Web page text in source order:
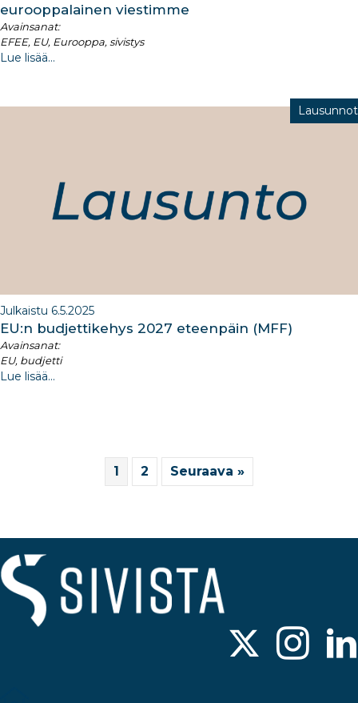
eurooppalainen viestimme
Avainsanat:
EFEE, EU, Eurooppa, sivistys
Lue lisää...
Lausunnot
Julkaistu 6.5.2025
EU:n budjettikehys 2027 eteenpäin (MFF)​
Avainsanat:
EU, budjetti
Lue lisää...
1 2 Seuraava »